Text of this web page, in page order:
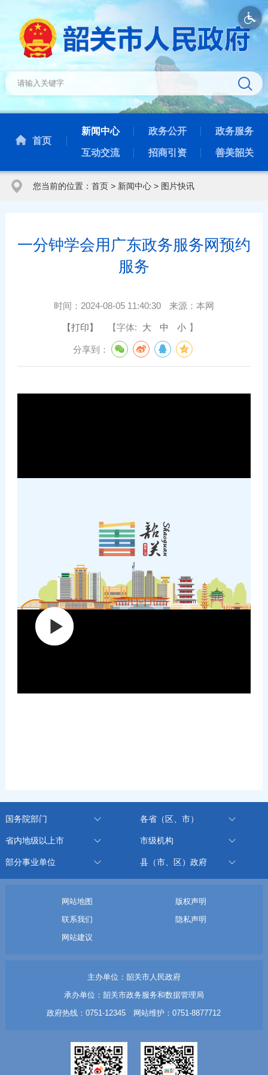
首页
新闻中心 政务公开 政务服务
互动交流 招商引资 善美韶关
您当前的位置： 首页> 新闻中心> 图片快讯
一分钟学会用广东政务服务网预约
服务
时间： 2024-08-05 11:40:30 来源： 本网
【打印】 【字体: 大 中 小 】
分享到：
国务院部门 各省（区、市）
省内地级以上市 市级机构
部分事业单位 县（市、区）政府
网站地图
版权声明
联系我们
隐私声明
网站建议
主办单位：韶关市人民政府
承办单位：韶关市政务服务和数据管理局
政府热线：0751-12345 网站维护：0751-8877712